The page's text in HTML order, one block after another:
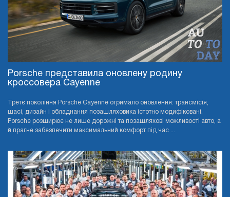
Porsche представила оновлену родину
кроссовера Cayenne
Третє покоління Porsche Cayenne отримало оновлення: трансмісія,
шасі, дизайн і обладнання позашляховика істотно модифіковані.
Porsche розширює не лише дорожні та позашляхові можливості авто, а
й прагне забезпечити максимальний комфорт під час ...